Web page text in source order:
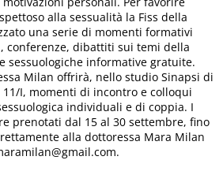
alla sessualità la Fiss della
una serie di momenti formativi
conferenze, dibattiti sui temi della
sessuologiche informative gratuite.
Milan offrirà, nello studio Sinapsi di
11/I, momenti di incontro e colloqui
individuali e di coppia. I
prenotati dal 15 al 30 settembre, fino
alla dottoressa Mara Milan